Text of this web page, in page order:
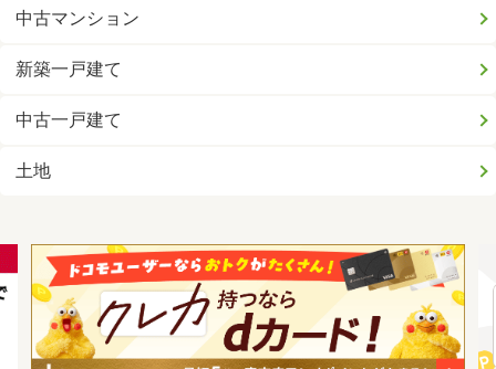
中古マンション
新築一戸建て
中古一戸建て
土地